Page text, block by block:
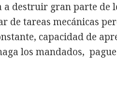
a destruir gran parte de
de tareas mecánicas
capacidad de
los mandados,